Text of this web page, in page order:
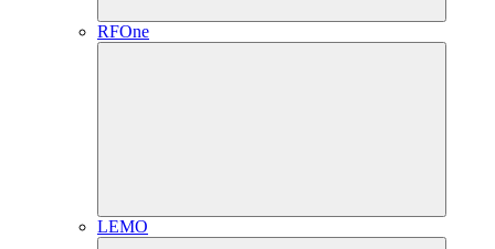
RFOne
LEMO